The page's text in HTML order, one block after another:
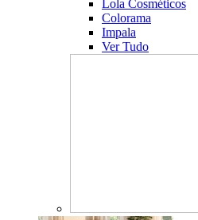
Lola Cosméticos
Colorama
Impala
Ver Tudo